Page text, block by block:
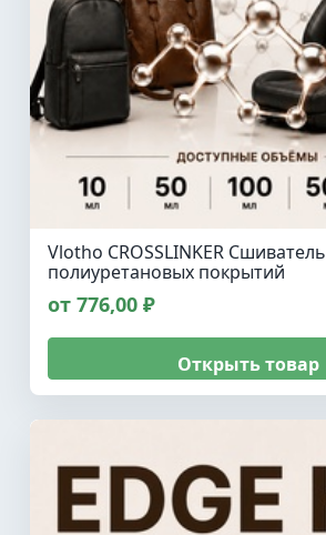
Vlotho CROSSLINKER Сшиватель
полиуретановых покрытий
от 776,00 ₽
Открыть товар